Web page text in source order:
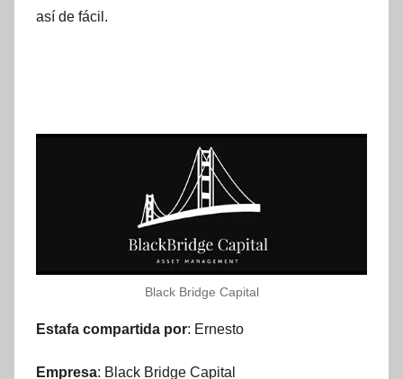
así de fácil.
Black Bridge Capital
Estafa compartida por: Ernesto
Empresa: Black Bridge Capital